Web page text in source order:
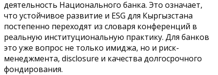
деятельность Национального банка. Это означает,
что устойчивое развитие и ESG для Кыргызстана
постепенно переходят из словаря конференций в
реальную институциональную практику. Для банков
это уже вопрос не только имиджа, но и риск-
менеджмента, disclosure и качества долгосрочного
фондирования.